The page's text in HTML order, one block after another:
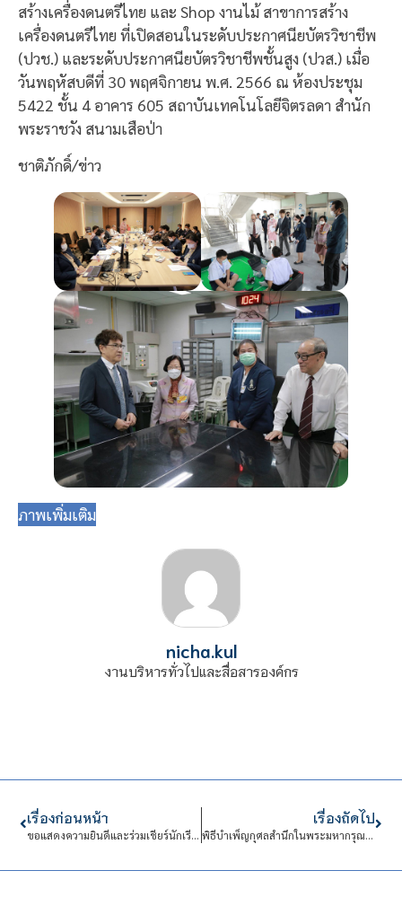
สร้างเครื่องดนตรีไทย และ Shop งานไม้ สาขาการสร้าง
เครื่องดนตรีไทย ที่เปิดสอนในระดับประกาศนียบัตรวิชาชีพ
(ปวช.) และระดับประกาศนียบัตรวิชาชีพชั้นสูง (ปวส.) เมื่อ
วันพฤหัสบดีที่ 30 พฤศจิกายน พ.ศ. 2566 ณ ห้องประชุม
5422 ชั้น 4 อาคาร 605 สถาบันเทคโนโลยีจิตรลดา สำนัก
พระราชวัง สนามเสือป่า
ชาติภักดิ์/ข่าว
ภาพเพิ่มเติม
nicha.kul
งานบริหารทั่วไปและสื่อสารองค์กร
เรื่องก่อนหน้า
ขอแสดงความยินดีและร่วมเชียร์นักเรียนนักศึกษาสาขาการสร้างเครื่องดนตรีไทย
เรื่องถัดไป
พิธีบำเพ็ญกุศลสำนึกในพระมหากรุณาธิคุณ